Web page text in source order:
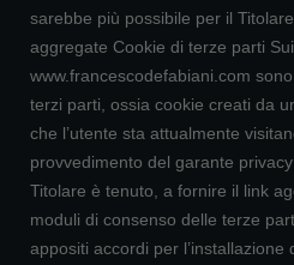
sarebbe più possibile per il
aggregate Cookie di terze parti
www.francescodefabiani.com
terzi parti, ossia cookie creati da
che l’utente sta attualmente
provvedimento del garante
Titolare è tenuto, a fornire il link
moduli di consenso delle terze
appositi accordi per l’installazione